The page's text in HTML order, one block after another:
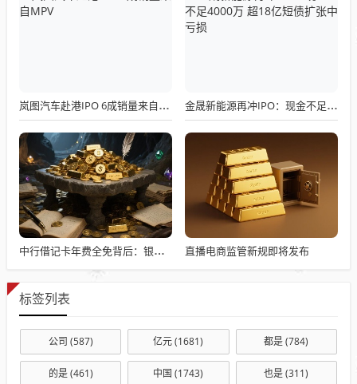
岚图汽车赴港IPO 6成销量来自MPV 金晟新能源再冲IPO：现金不足4000万 超18亿短债扩张中亏损
中行借记卡年费全免背后：银行服务定价进入精细化时代 直播电商监管新规即将发布
标签列表
公司 (587) 亿元(1681) 都是(784)
的是(461) 中国 (1743) 也是(311)